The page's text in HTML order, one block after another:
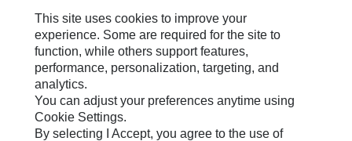
Meine Marketing-Präferenzen
Seitenübersicht
Cookie Settings
Rechtliche Hinweise
Datenschutz
This site uses cookies to improve your
experience. Some are required for the site to
function, while others support features,
performance, personalization, targeting, and
analytics.
You can adjust your preferences anytime using
Cookie Settings.
By selecting I Accept, you agree to the use of